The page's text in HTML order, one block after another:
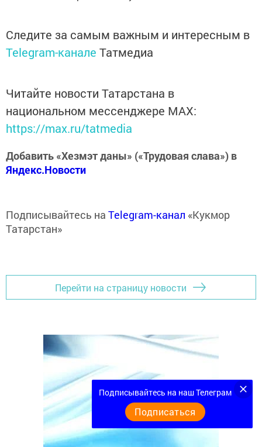
Следите за самым важным и интересным в
Telegram-канале Татмедиа
Читайте новости Татарстана в
национальном мессенджере MАХ:
https://max.ru/tatmedia
Добавить «Хезмэт даны» («Трудовая слава») в
Яндекс.Новости
Подписывайтесь на Telegram-канал «Кукмор
Татарстан»
Перейти на страницу новости
Подписывайтесь на наш Телеграм
Подписаться